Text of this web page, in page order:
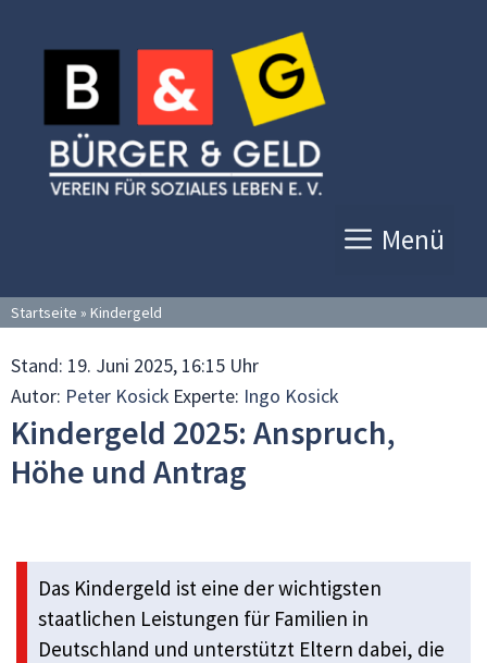
Inhalt
springen
Menü
Startseite » Kindergeld
Stand: 19. Juni 2025, 16:15 Uhr
Autor: Peter Kosick Experte: Ingo Kosick
Kindergeld 2025: Anspruch,
Höhe und Antrag
Das Kindergeld ist eine der wichtigsten
staatlichen Leistungen für Familien in
Deutschland und unterstützt Eltern dabei, die